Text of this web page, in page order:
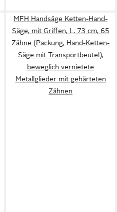
MFH Handsäge Ketten-Hand-
Säge, mit Griffen, L. 73 cm, 65
Zähne (Packung, Hand-Ketten-
Säge mit Transportbeutel),
beweglich vernietete
Metallglieder mit gehärteten
Zähnen